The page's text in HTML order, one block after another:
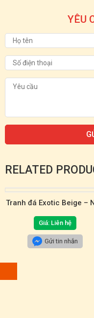
YÊU
RELATED
Tranh đá Exotic Beige –
Giá: Liên hệ
Gửi tin nhắn